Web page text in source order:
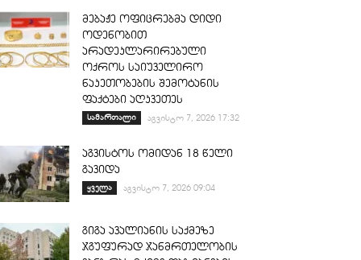
მებაჟე ოფიცრებმა დიდი
ოდენობით
არადეკლარირებული
ოქროს საიუველირო
ნაკეთობების შემოტანის
ფაქტები აღკვეთეს
სამართალი აგვისტო 7, 2026 17:32
აგვისტოს ომიდან 18 წელი
გავიდა
ყველა აგვისტო 7, 2026 09:04
გიგა ავალიანის საქმეზე
ჯგუფურად ჯანმრთელობის